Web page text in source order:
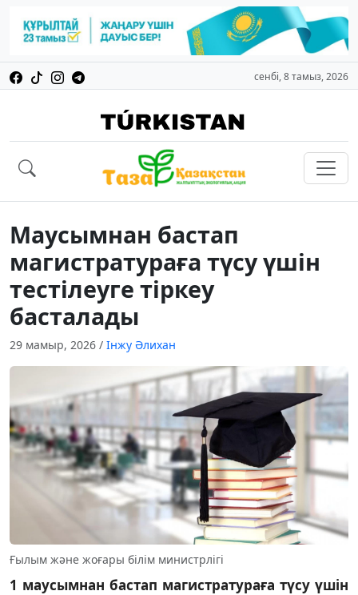
сенбі, 8 тамыз, 2026
Маусымнан бастап
магистратураға түсу үшін
тестілеуге тіркеу
басталады
29 мамыр, 2026 / Інжу Әлихан
Ғылым және жоғары білім министрлігі
1 маусымнан бастап магистратураға түсу үшін